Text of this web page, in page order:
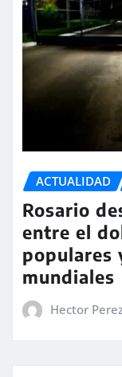
ACTUALIDAD
Rosario
entre el
populares
mundiales
Hector